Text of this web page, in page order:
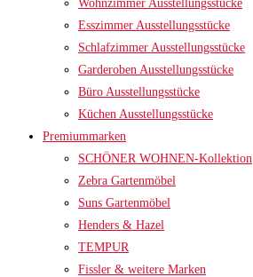
Wohnzimmer Ausstellungsstücke
Esszimmer Ausstellungsstücke
Schlafzimmer Ausstellungsstücke
Garderoben Ausstellungsstücke
Büro Ausstellungsstücke
Küchen Ausstellungsstücke
Premiummarken
SCHÖNER WOHNEN-Kollektion
Zebra Gartenmöbel
Suns Gartenmöbel
Henders & Hazel
TEMPUR
Fissler & weitere Marken